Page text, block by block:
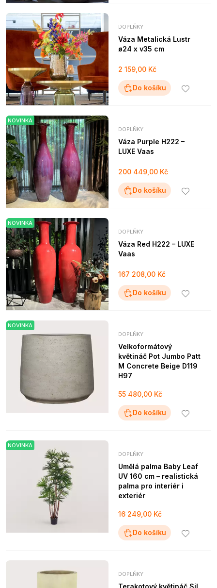
DOPLŇKY
Váza Metalická Lustr
ø24 x v35 cm
2 159,00 Kč
Do košíku
NOVINKA
DOPLŇKY
Váza Purple H222 –
LUXE Vaas
200 449,00 Kč
Do košíku
NOVINKA
DOPLŇKY
Váza Red H222 – LUXE
Vaas
167 208,00 Kč
Do košíku
NOVINKA
DOPLŇKY
Velkoformátový
květináč Pot Jumbo Patt
M Concrete Beige D119
H97
55 480,00 Kč
Do košíku
NOVINKA
DOPLŇKY
Umělá palma Baby Leaf
UV 160 cm – realistická
palma pro interiér i
exteriér
16 249,00 Kč
Do košíku
DOPLŇKY
Terakotový květináč Sil